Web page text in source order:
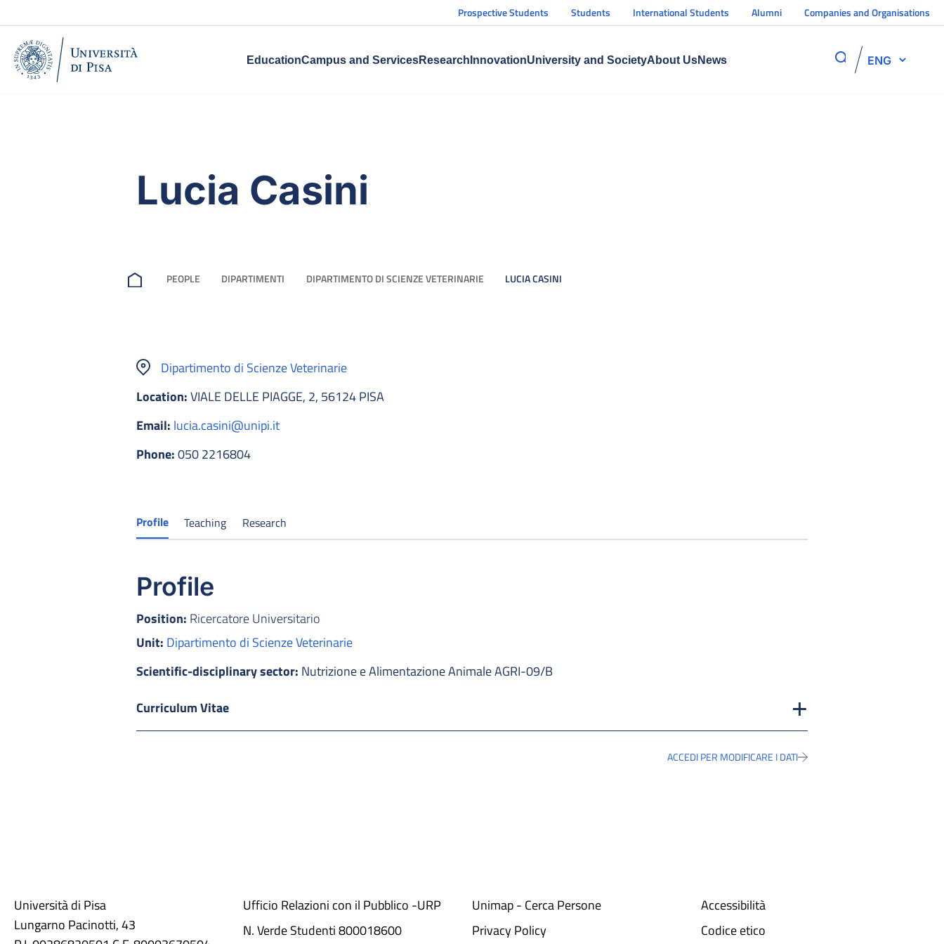
Prospective Students Students International Students Alumni Companies and Organisations
EducationCampus and ServicesResearch InnovationUniversity and SocietyAbout UsNews ENG
Lucia Casini
PEOPLE DIPARTIMENTI DIPARTIMENTO DI SCIENZE VETERINARIE LUCIA CASINI
Dipartimento di Scienze Veterinarie
Location:VIALE DELLE PIAGGE, 2, 56124 PISA
Email: lucia.casini@unipi.it
Phone:050 2216804
Profile Teaching Research
Profile
Position: Ricercatore Universitario
Unit: Dipartimento di Scienze Veterinarie
Scientific-disciplinary sector: Nutrizione e Alimentazione Animale AGRI-09/B
Curriculum Vitae
ACCEDI PER MODIFICARE I DATI
Università di Pisa
Lungarno Pacinotti, 43
Ufficio Relazioni con il Pubblico -URP
N. Verde Studenti 800018600​
Unimap - Cerca Persone
Privacy Policy
Accessibilità
Codice etico